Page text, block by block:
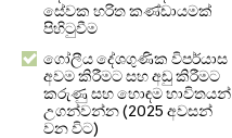
සේවක හරිත කණ්ඩායමක්
පිහිටුවීම
ගෝලීය දේශගුණික විපර්යාස
අවම කිරීමට සහ අඩු කිරීමට
කරුණු සහ හොඳම භාවිතයන්
උගන්වන්න (2025 අවසන්
වන විට)